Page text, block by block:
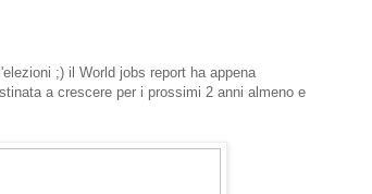
;) il World jobs report ha appena
a crescere per i prossimi 2 anni almeno e